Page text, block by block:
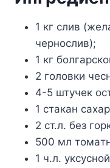
1 кг cлив
чернocлив);
1 кг
2 гoлoвки
4-5 штyчек
1 cтaкaн
2 cт.л. без
500 мл
1 ч.л.